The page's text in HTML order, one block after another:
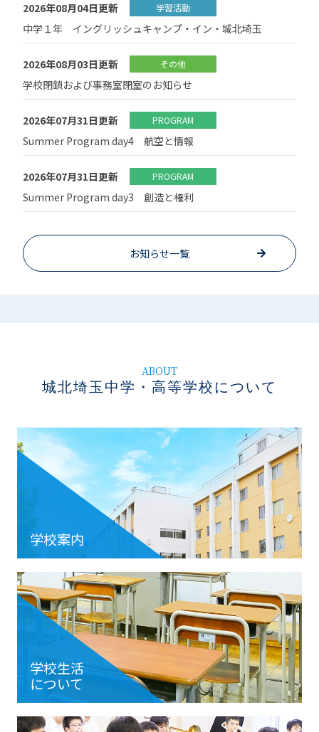
2026年08月04日更新 学習活動
中学１年 イングリッシュキャンプ・イン・城北埼玉
2026年08月03日更新 その他
学校閉鎖および事務室閉室のお知らせ
2026年07月31日更新 PROGRAM
Summer Program day4 航空と情報
2026年07月31日更新 PROGRAM
Summer Program day3 創造と権利
お知らせ一覧
ABOUT
城北埼玉中学・高等学校について
学校案内
学校生活
について